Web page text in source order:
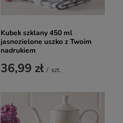
Kubek szklany 450 ml
jasnozielone uszko z Twoim
nadrukiem
36,99 zł / szt.